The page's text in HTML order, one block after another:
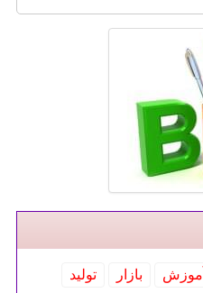
آموزش بازار
تولید